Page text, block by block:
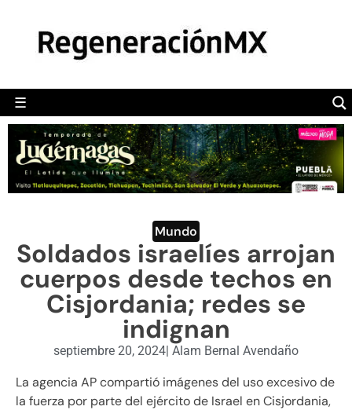
☰
POLÍTICA
CAMALEÓN
OPINIÓN
DEPORTES
ENGLISH SECTION
VIDEOS
Mundo
Soldados israelíes arrojan
cuerpos desde techos en
Cisjordania; redes se
indignan
septiembre 20, 2024| Alam Bernal Avendaño
La agencia AP compartió imágenes del uso excesivo de
la fuerza por parte del ejército de Israel en Cisjordania,